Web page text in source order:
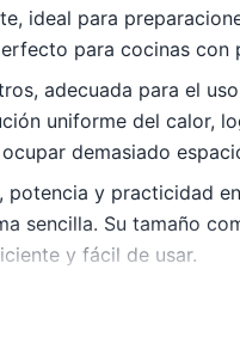
ideal para
para cocinas con
adecuada para el
uniforme del calor,
demasiado
potencia y practicidad
sencilla. Su tamaño
y fácil de usar.